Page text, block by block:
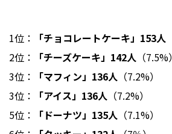
1位： 「チョコレートケーキ」153人
2位：
「チーズケーキ」142人 （7.5%）
3位：
「マフィン」136人 （7.2%）
3位：
「アイス」136人 （7.2%）
5位：
「ドーナツ」135人 （7.1%）